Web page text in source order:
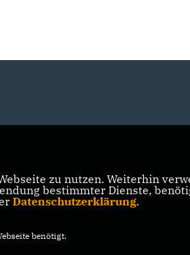
zu nutzen. Weiterhin
bestimmter Dienste,
Datenschutzerklärung.
benötigt.